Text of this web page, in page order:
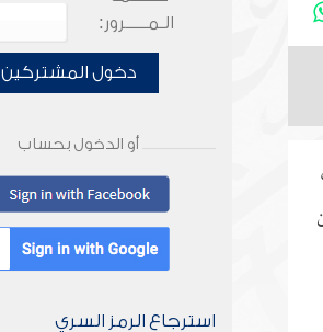
الـمـــــرور:
دخول المشتركين
أو الدخول بحساب
استرجاع الرمز السري